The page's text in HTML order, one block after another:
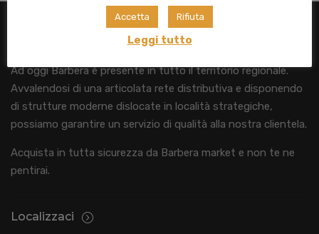
Ad oggi Barbera è presente in tutto il territorio regionale.
Avvalendosi di una articolata rete distributiva e disponendo
di strutture moderne dislocate in località strategiche,
possiamo garantire un servizio di qualità alla nostra clientela.
Acquista in tutta sicurezza da Barbera market e non te ne
pentirai.
Localizzaci
Accetta Rifiuta
Leggi tutto